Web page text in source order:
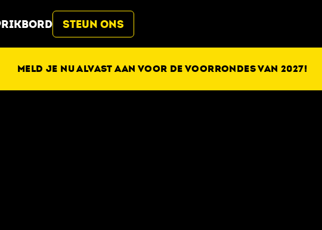
STEUN ONS
MELD JE NU ALVAST AAN VOOR DE VOORRONDES VAN 2027!